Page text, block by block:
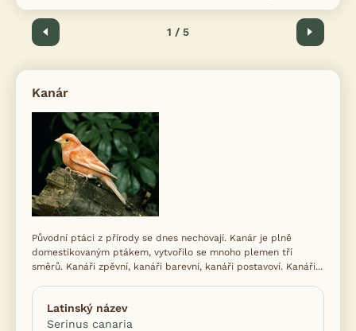
Předchozí 1 / 5 Další
Kanár
Původní ptáci z přírody se dnes nechovají. Kanár je plně
domestikovaným ptákem, vytvořilo se mnoho plemen tří
směrů. Kanáři zpěvní, kanáři barevní, kanáři postavoví. Kanáři...
Latinský název
Serinus canaria